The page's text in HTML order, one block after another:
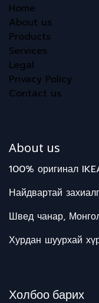
Home
About us
Products
Services
Legal
Privacy Policy
Contact us
About us
100% оригинал
Найдвартай
Швед чанар,
Хурдан шуурхай
Холбоо барих